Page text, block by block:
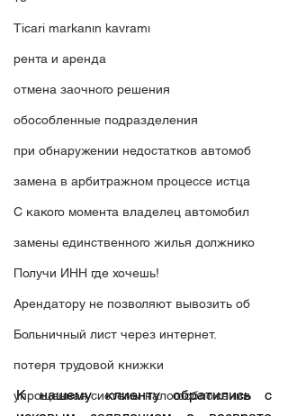
Ticari markanın kavramı
рента и аренда
отмена заочного решения
обособленные подразделения
при обнаружении недостатков автомоб
замена в арбитражном процессе истца
C какого момента владелец автомобил
замены единственного жилья должнико
Получи ИНН где хочешь!
Арендатору не позволяют вывозить об
Больничный лист через интернет.
потеря трудовой книжки
упрощенная системы налогообложения
К нашему клиенту обратились с